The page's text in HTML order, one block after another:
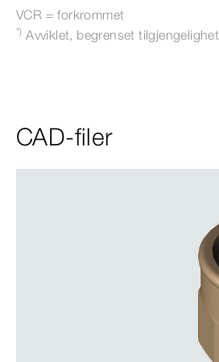
VCR = forkrommet
*) Avviklet, begrenset tilgjengelighet
CAD-filer